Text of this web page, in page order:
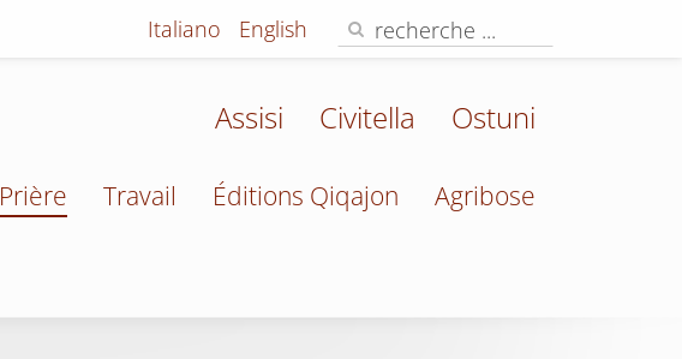
Italiano English
Assisi Civitella Ostuni
Prière Travail Éditions Qiqajon Agribose